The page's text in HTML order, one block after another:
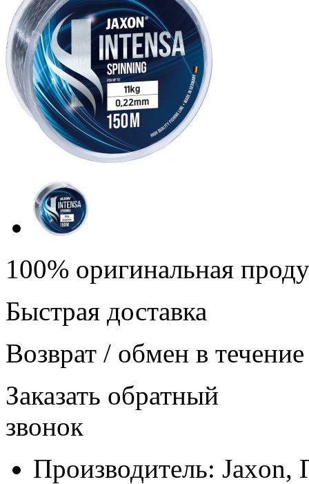
100% оригинальная
Быстрая доставка
Возврат / обмен в
Заказать обратный
звонок
Производитель: Jaxon,